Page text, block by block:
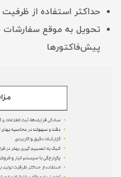
حداکثر استفاده از
تحویل به موقع
پیش‌فاکتورها